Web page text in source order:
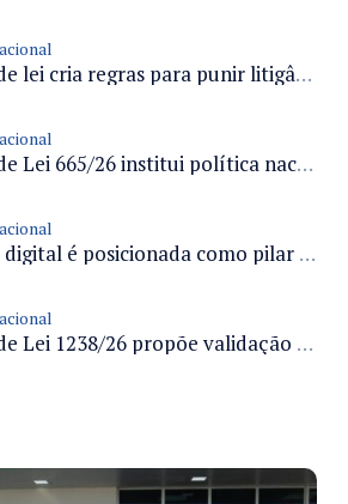
Projeto de lei cria regras para punir litigância abusiva reversa e integrar sistemas do Judiciário
Projeto de Lei 665/26 institui política nacional para prevenção ao transfeminicídio e prevê medidas de proteção e reparação
Inclusão digital é posicionada como pilar essencial da reurbanização de favelas e periferias
Projeto de Lei 1238/26 propõe validação automática do Cadastro Ambiental Rural para imóveis de até quatro módulos fiscais